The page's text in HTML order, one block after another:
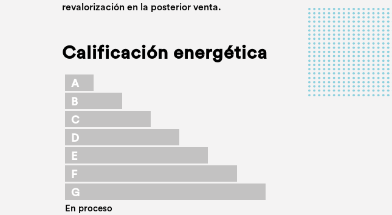
revalorización en la posterior venta.
Calificación energética
A
B
C
D
E
F
G
En proceso